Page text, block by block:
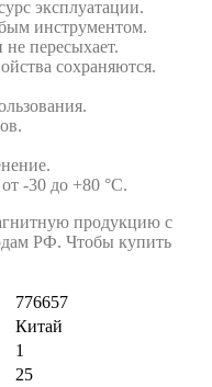
эксплуатации.
инструментом.
пересыхает.
сохраняются.
-30 до +80 °C.
продукцию с
РФ. Чтобы купить
776657
Китай
1
25